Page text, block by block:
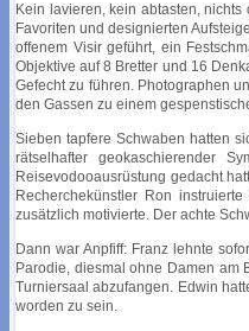
Kein lavieren, kein abtasten,
Favoriten und designierten
offenem Visir geführt, ein
Objektive auf 8 Bretter und 16
Gefecht zu führen. Photographen
den Gassen zu einem
Sieben tapfere Schwaben hatten
rätselhafter geokaschierender
Reisevodooausrüstung gedacht
Recherchekünstler Ron
zusätzlich motivierte. Der achte
Dann war Anpfiff: Franz lehnte
Parodie, diesmal ohne Damen am
Turniersaal abzufangen. Edwin
worden zu sein.